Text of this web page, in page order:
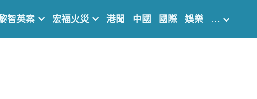
智英案 宏福火災 港聞 中國 國際 娛樂 …